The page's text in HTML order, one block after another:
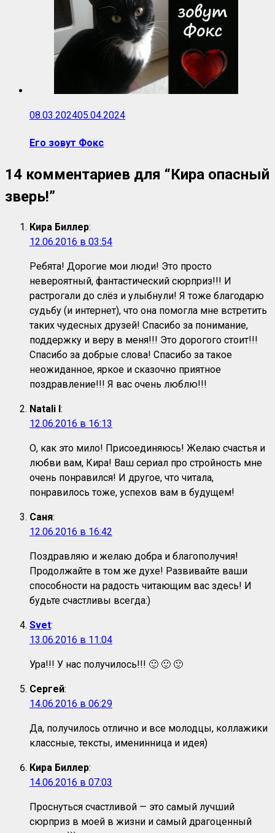
08.03.202405.04.2024
Его зовут Фокс
14 комментариев для “Кира опасный
зверь!”
Кира Биллер:
12.06.2016 в 03:54
Ребята! Дорогие мои люди! Это просто
невероятный, фантастический сюрприз!!! И
растрогали до слёз и улыбнули! Я тоже благодарю
судьбу (и интернет), что она помогла мне встретить
таких чудесных друзей! Спасибо за понимание,
поддержку и веру в меня!!! Это дорогого стоит!!!
Спасибо за добрые слова! Спасибо за такое
неожиданное, яркое и сказочно приятное
поздравление!!! Я вас очень люблю!!!
Natali I :
12.06.2016 в 16:13
О, как это мило! Присоединяюсь! Желаю счастья и
любви вам, Кира! Ваш сериал про стройность мне
очень понравился! И другое, что читала,
понравилось тоже, успехов вам в будущем!
Саня:
12.06.2016 в 16:42
Поздравляю и желаю добра и благополучия!
Продолжайте в том же духе! Развивайте ваши
способности на радость читающим вас здесь! И
будьте счастливы всегда:)
Svet:
13.06.2016 в 11:04
Ура!!! У нас получилось!!! 🙂 🙂 🙂
Сергей:
14.06.2016 в 06:29
Да, получилось отлично и все молодцы, коллажики
классные, тексты, именинница и идея)
Кира Биллер:
14.06.2016 в 07:03
Проснуться счастливой — это самый лучший
сюрприз в моей в жизни и самый драгоценный